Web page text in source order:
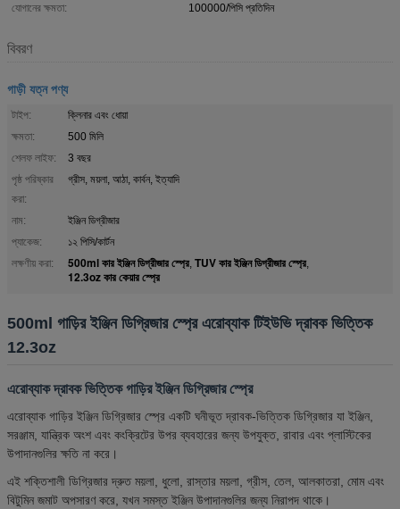
যোগানের ক্ষমতা:
100000/পিসি প্রতিদিন
বিবরণ
গাড়ী যত্ন পণ্য
টাইপ:
ক্লিনার এবং ধোয়া
ক্ষমতা:
500 মিলি
শেলফ লাইফ:
3 বছর
পৃষ্ঠ পরিষ্কার
করা:
গ্রীস, ময়লা, আঠা, কার্বন, ইত্যাদি
নাম:
ইঞ্জিন ডিগ্রীজার
প্যাকেজ:
১২ পিসি/কার্টন
লক্ষণীয় করা:
500ml কার ইঞ্জিন ডিগ্রীজার স্প্রে, TUV কার ইঞ্জিন ডিগ্রীজার স্প্রে,
12.3oz কার কেয়ার স্প্রে
500ml গাড়ির ইঞ্জিন ডিগ্রিজার স্প্রে এরোব্যাক টিইউভি দ্রাবক ভিত্তিক
12.3oz
এরোব্যাক দ্রাবক ভিত্তিক গাড়ির ইঞ্জিন ডিগ্রিজার স্প্রে
এরোব্যাক গাড়ির ইঞ্জিন ডিগ্রিজার স্প্রে একটি ঘনীভূত দ্রাবক-ভিত্তিক ডিগ্রিজার যা ইঞ্জিন,
সরঞ্জাম, যান্ত্রিক অংশ এবং কংক্রিটের উপর ব্যবহারের জন্য উপযুক্ত, রাবার এবং প্লাস্টিকের
উপাদানগুলির ক্ষতি না করে।
এই শক্তিশালী ডিগ্রিজার দ্রুত ময়লা, ধুলো, রাস্তার ময়লা, গ্রীস, তেল, আলকাতরা, মোম এবং
বিটুমিন জমাট অপসারণ করে, যখন সমস্ত ইঞ্জিন উপাদানগুলির জন্য নিরাপদ থাকে।